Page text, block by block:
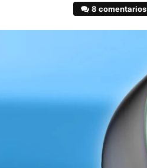
8 comentarios